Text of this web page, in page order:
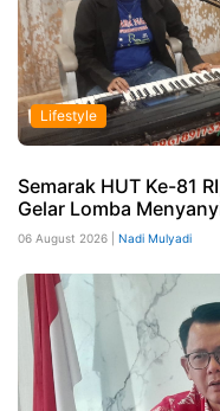
Lifestyle
Semarak HUT Ke-81
Gelar Lomba
06 August 2026 | Nadi Mulyadi